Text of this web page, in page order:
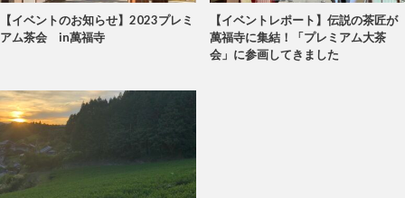
【イベントのお知らせ】2023プレミ
アム茶会 in萬福寺
【イベントレポート】伝説の茶匠が
萬福寺に集結！「プレミアム大茶
会」に参画してきました